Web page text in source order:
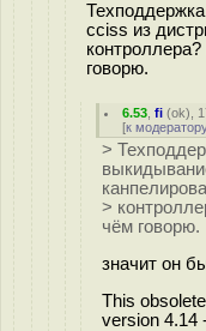
cciss из
говорю.
6.53 ,fi (ok),
[к
>
>
чём говорю.
значит он
This
version 4.14